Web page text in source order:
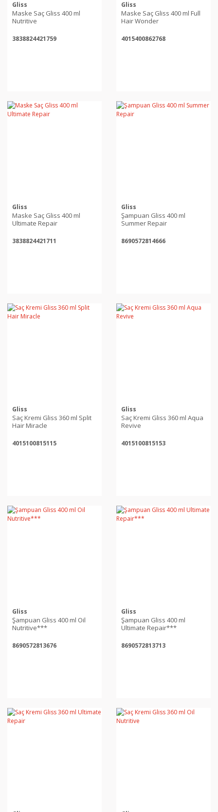
Gliss
Maske Saç Gliss 400 ml
Nutritive
3838824421759
Gliss
Maske Saç Gliss 400 ml Full
Hair Wonder
4015400862768
Gliss
Maske Saç Gliss 400 ml
Ultimate Repair
3838824421711
Gliss
Şampuan Gliss 400 ml
Summer Repair
8690572814666
Gliss
Saç Kremi Gliss 360 ml Split
Hair Miracle
4015100815115
Gliss
Saç Kremi Gliss 360 ml Aqua
Revive
4015100815153
Gliss
Şampuan Gliss 400 ml Oil
Nutritive***
8690572813676
Gliss
Şampuan Gliss 400 ml
Ultimate Repair***
8690572813713